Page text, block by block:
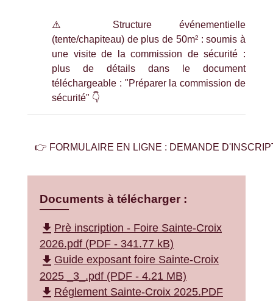
⚠️ Structure événementielle
(tente/chapiteau) de plus de 50m² : soumis à
une visite de la commission de sécurité :
plus de détails dans le document
téléchargeable : "Préparer la commission de
sécurité" 👇
👉 FORMULAIRE EN LIGNE : DEMANDE
Documents à télécharger :
file_download Prè inscription - Foire Sainte-Croix
2026.pdf (PDF - 341.77 kB)
file_download Guide exposant foire Sainte-Croix
2025 _3_.pdf (PDF - 4.21 MB)
file_download Réglement Sainte-Croix 2025.PDF